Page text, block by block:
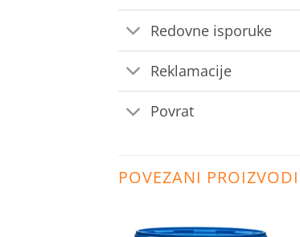
Redovne isporuke
Reklamacije
Povrat
POVEZANI PROIZVODI